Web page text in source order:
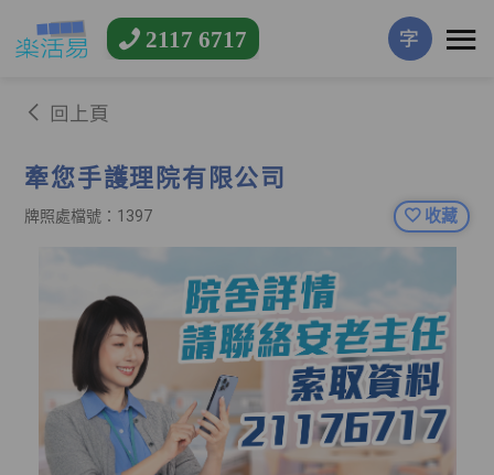
2117 6717 字
回上頁
牽您手護理院有限公司
牌照處檔號：1397 收藏